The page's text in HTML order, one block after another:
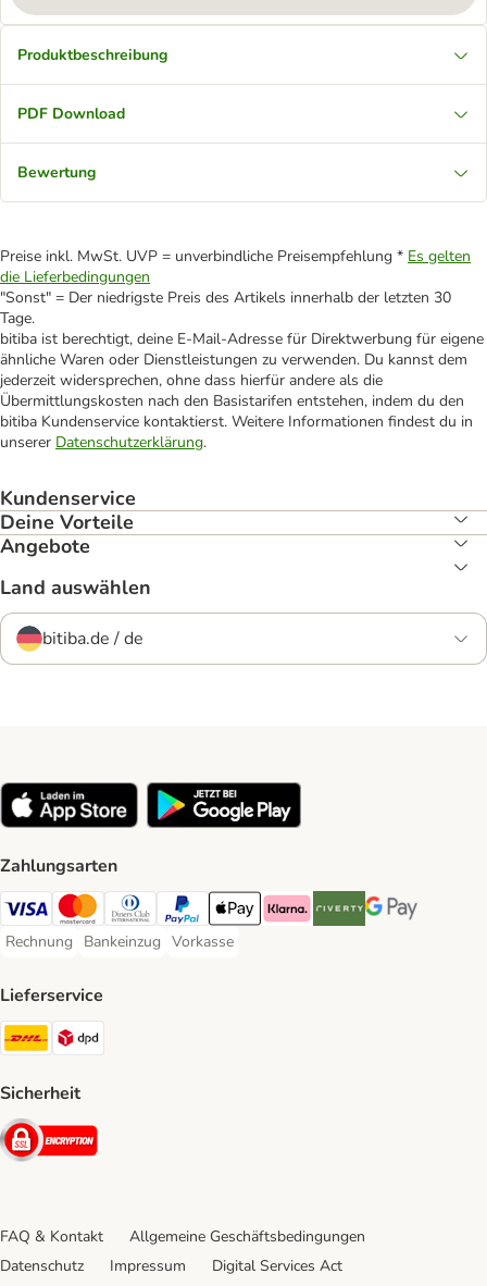
Produktbeschreibung
PDF Download
Bewertung
Preise inkl. MwSt. UVP = unverbindliche Preisempfehlung * Es gelten
die Lieferbedingungen
"Sonst" = Der niedrigste Preis des Artikels innerhalb der letzten 30
Tage.
bitiba ist berechtigt, deine E-Mail-Adresse für Direktwerbung für eigene
ähnliche Waren oder Dienstleistungen zu verwenden. Du kannst dem
jederzeit widersprechen, ohne dass hierfür andere als die
Übermittlungskosten nach den Basistarifen entstehen, indem du den
bitiba Kundenservice kontaktierst. Weitere Informationen findest du in
unserer Datenschutzerklärung.
Kundenservice
Deine Vorteile
Angebote
Land auswählen
bitiba.de / de
Zahlungsarten
Visa Payment Method
Mastercard Payment Method
Diners Club Payment Method
PayPal Payment Method
Apple Pay Payment Method
Klarna Payment Method
Riverty Payment Method
Google Pay
Rechnung
Rechnung Payment Method
Bankeinzug
Bankeinzug Payment Method
Vorkasse
Vorkasse Payment Method
Lieferservice
DHL Shipping Method
Sicherheit
Security
FAQ & Kontakt
Allgemeine Geschäftsbedingungen
Datenschutz
Impressum
Digital Services Act